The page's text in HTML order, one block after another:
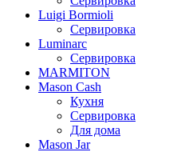
Luigi Bormioli
Сервировка
Luminarc
Сервировка
MARMITON
Mason Cash
Кухня
Сервировка
Для дома
Mason Jar